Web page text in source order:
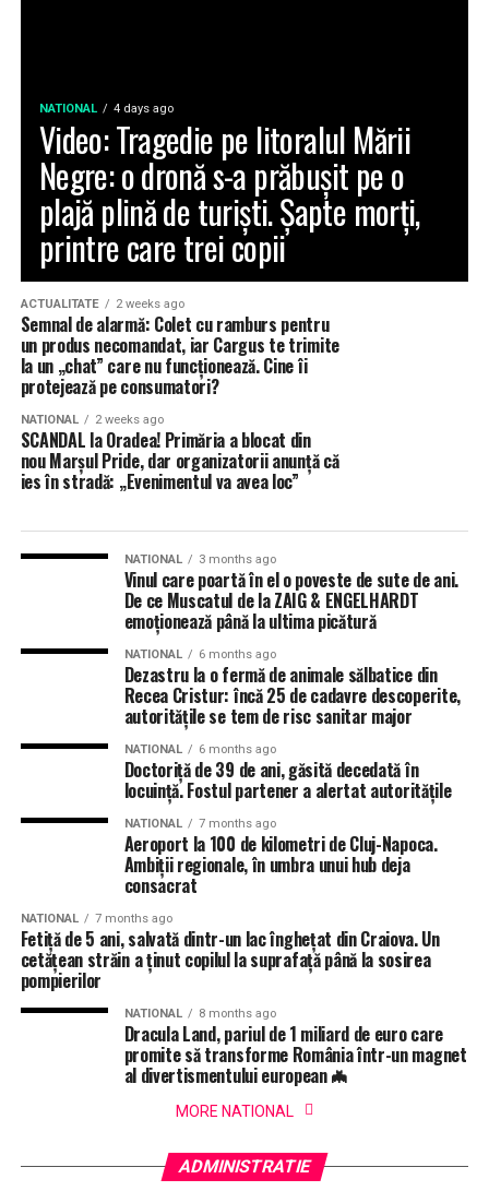
NATIONAL 4 days ago
Video: Tragedie pe litoralul Mării
Negre: o dronă s-a prăbușit pe o
plajă plină de turiști. Șapte morți,
printre care trei copii
ACTUALITATE 2 weeks ago
Semnal de alarmă: Colet cu ramburs pentru
un produs necomandat, iar Cargus te trimite
la un „chat” care nu funcționează. Cine îi
protejează pe consumatori?
NATIONAL 2 weeks ago
SCANDAL la Oradea! Primăria a blocat din
nou Marșul Pride, dar organizatorii anunță că
ies în stradă: „Evenimentul va avea loc”
NATIONAL 3 months ago
Vinul care poartă în el o poveste de sute de ani.
De ce Muscatul de la ZAIG & ENGELHARDT
emoționează până la ultima picătură
NATIONAL 6 months ago
Dezastru la o fermă de animale sălbatice din
Recea Cristur: încă 25 de cadavre descoperite,
autoritățile se tem de risc sanitar major
NATIONAL 6 months ago
Doctoriță de 39 de ani, găsită decedată în
locuință. Fostul partener a alertat autoritățile
NATIONAL 7 months ago
Aeroport la 100 de kilometri de Cluj-Napoca.
Ambiții regionale, în umbra unui hub deja
consacrat
NATIONAL 7 months ago
Fetiță de 5 ani, salvată dintr-un lac înghețat din Craiova. Un
cetățean străin a ținut copilul la suprafață până la sosirea
pompierilor
NATIONAL 8 months ago
Dracula Land, pariul de 1 miliard de euro care
promite să transforme România într-un magnet
al divertismentului european 🦇
MORE NATIONAL
ADMINISTRATIE
Spații de birouri disponibile în Parcul Industrial
TETAROM I
Emil Boc pregătește unul dintre cele mai
controversate proiecte din ultimii ani